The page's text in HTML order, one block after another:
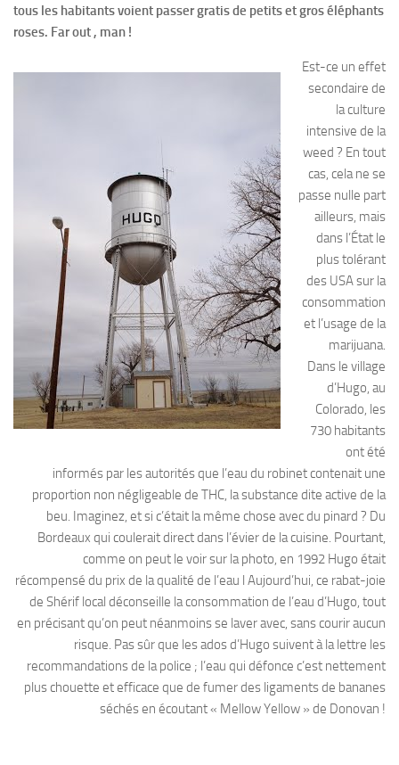
tous les habitants voient passer gratis de petits et gros éléphants
roses. Far out , man !
Est-ce un effet
secondaire de
la culture
intensive de la
weed ? En tout
cas, cela ne se
passe nulle part
ailleurs, mais
dans l’État le
plus tolérant
des USA sur la
consommation
et l’usage de la
marijuana.
Dans le village
d’Hugo, au
Colorado, les
730 habitants
ont été
informés par les autorités que l’eau du robinet contenait une
proportion non négligeable de THC, la substance dite active de la
beu. Imaginez, et si c’était la même chose avec du pinard ? Du
Bordeaux qui coulerait direct dans l’évier de la cuisine. Pourtant,
comme on peut le voir sur la photo, en 1992 Hugo était
récompensé du prix de la qualité de l’eau l Aujourd’hui, ce rabat-joie
de Shérif local déconseille la consommation de l’eau d’Hugo, tout
en précisant qu’on peut néanmoins se laver avec, sans courir aucun
risque. Pas sûr que les ados d’Hugo suivent à la lettre les
recommandations de la police ; l’eau qui défonce c’est nettement
plus chouette et efficace que de fumer des ligaments de bananes
séchés en écoutant « Mellow Yellow » de Donovan !